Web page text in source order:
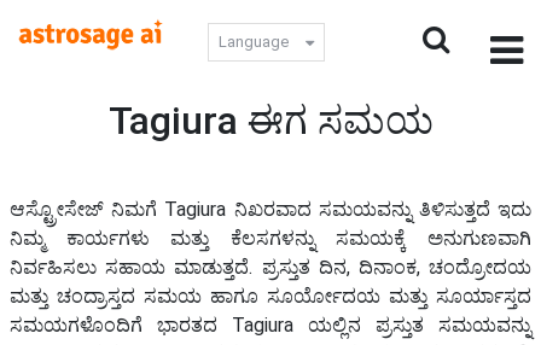
Language
Tagiura ಈಗ ಸಮಯ
ಆಸ್ಟ್ರೋಸೇಜ್ ನಿಮಗೆ Tagiura ನಿಖರವಾದ ಸಮಯವನ್ನು ತಿಳಿಸುತ್ತದೆ ಇದು
ನಿಮ್ಮ ಕಾರ್ಯಗಳು ಮತ್ತು ಕೆಲಸಗಳನ್ನು ಸಮಯಕ್ಕೆ ಅನುಗುಣವಾಗಿ
ನಿರ್ವಹಿಸಲು ಸಹಾಯ ಮಾಡುತ್ತದೆ. ಪ್ರಸ್ತುತ ದಿನ, ದಿನಾಂಕ, ಚಂದ್ರೋದಯ
ಮತ್ತು ಚಂದ್ರಾಸ್ತದ ಸಮಯ ಹಾಗೂ ಸೂರ್ಯೋದಯ ಮತ್ತು ಸೂರ್ಯಾಸ್ತದ
ಸಮಯಗಳೊಂದಿಗೆ ಭಾರತದ Tagiura ಯಲ್ಲಿನ ಪ್ರಸ್ತುತ ಸಮಯವನ್ನು